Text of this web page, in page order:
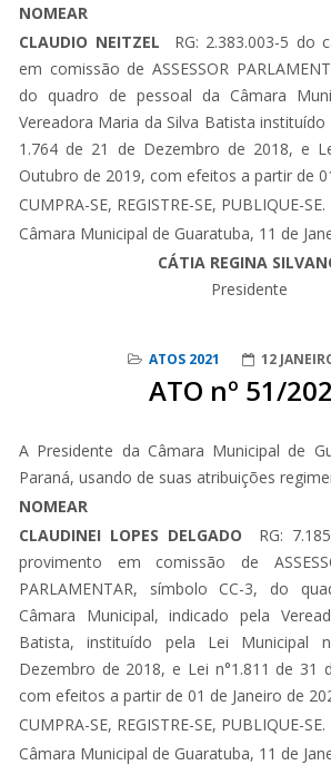
NOMEAR
CLAUDIO NEITZEL RG: 2.383.003-5 do
em comissão de ASSESSOR
do quadro de pessoal da Câmara
Vereadora Maria da Silva Batista instituído
1.764 de 21 de Dezembro de 2018, e
Outubro de 2019, com efeitos a partir de
CUMPRA-SE, REGISTRE-SE, PUBLIQUE-SE.
Câmara Municipal de Guaratuba, 11 de
CÁTIA REGINA
Presidente
ATOS 2021 12
ATO nº 51/
A Presidente da Câmara Municipal de
Paraná, usando de suas atribuições
NOMEAR
CLAUDINEI LOPES DELGADO RG:
provimento em comissão de
PARLAMENTAR, símbolo CC-3, do
Câmara Municipal, indicado pela
Batista, instituído pela Lei Municipal
Dezembro de 2018, e Lei n°1.811 de 31
com efeitos a partir de 01 de Janeiro de
CUMPRA-SE, REGISTRE-SE, PUBLIQUE-SE.
Câmara Municipal de Guaratuba, 11 de